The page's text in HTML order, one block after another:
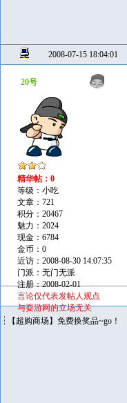
2008-07-15 18:04:01
20号
精华帖：0
等级：小吃
文章：721
积分：20467
魅力：2024
现金：6784
金币：0
近访：2008-08-30 14:07:35
门派：无门无派
注册：2008-02-01
言论仅代表发帖人观点
与耍游网的立场无关
【超购商场】免费换奖品~go！